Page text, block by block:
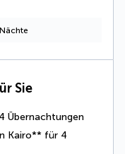
Sie
Übernachtungen
Kairo** für 4